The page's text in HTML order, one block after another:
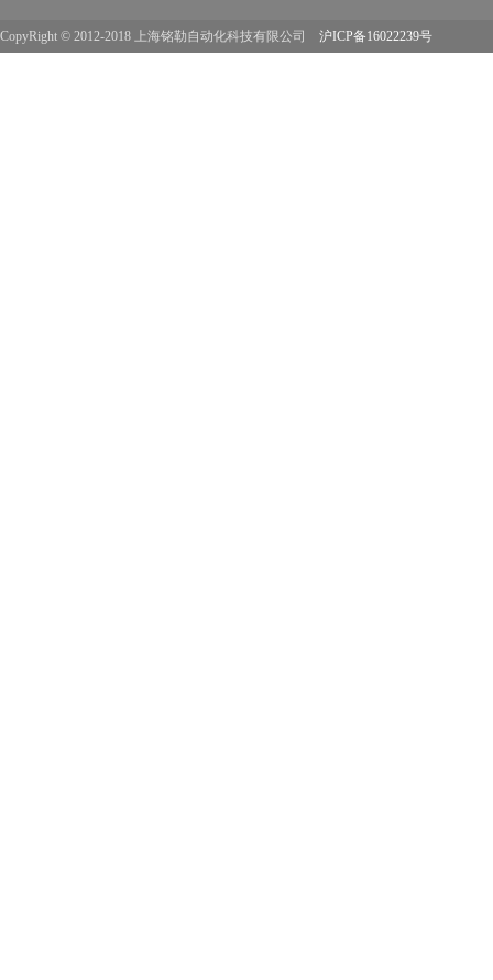
CopyRight © 2012-2018 上海铭勒自动化科技有限公司 沪ICP备16022239号